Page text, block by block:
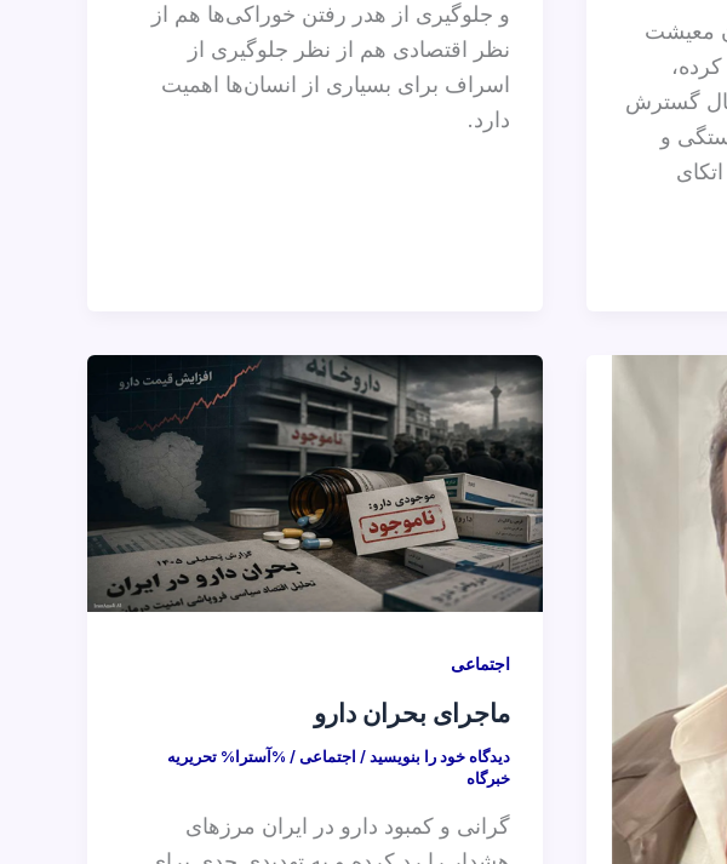
معیشت
گسترش
و
و جلوگیری از هدر رفتن خوراکی‌ها هم از
نظر اقتصادی هم از نظر جلوگیری از
اسراف برای بسیاری از انسان‌ها اهمیت
دارد.
اجتماعی
ماجرای بحران دارو
دیدگاه‌ خود را بنویسید/ اجتماعی/ %آسترا% تحریریه
خبرگاه
گرانی و کمبود دارو در ایران مرزهای